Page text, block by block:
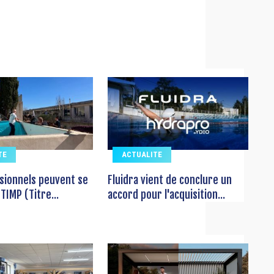
peuvent se
(Titre...
ACTUALITE
Fluidra vient de conclure un
accord pour l'acquisition...